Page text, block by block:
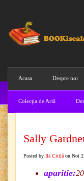
Acasa Despre noi
Colecţia de Artă
Sally
Posted by Ilă Citilă on Noi
aparitie: